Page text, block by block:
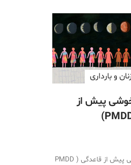
و بارداری
پیش از
اختلال ناخوشی پیش از قاعدگی ( PMDD